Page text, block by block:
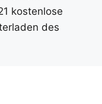
kostenlose
des